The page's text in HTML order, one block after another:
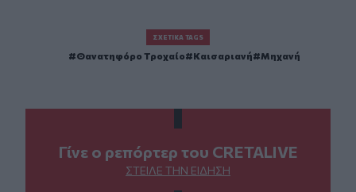
ΣΧΕΤΙΚΆ TAGS
Θανατηφόρο Τροχαίο Καισαριανή Μηχανή
Γίνε ο ρεπόρτερ του CRETALIVE
ΣΤΕΊΛΕ ΤΗΝ ΕΊΔΗΣΗ